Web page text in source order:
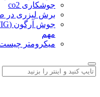
جوشکاری co2
برش لیزری در
مهم
میکرومتر